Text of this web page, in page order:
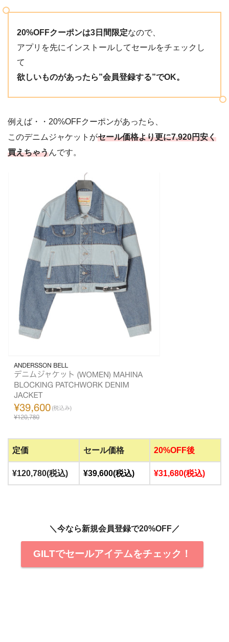
20%OFFクーポンは3日間限定なので、
アプリを先にインストールしてセールをチェックし
て
欲しいものがあったら”会員登録する”でOK。
例えば・・20%OFFクーポンがあったら、
このデニムジャケットがセール価格より更に7,920円安く
買えちゃうんです。
定価 セール価格 20%OFF後
¥120,780(税込) ¥39,600(税込) ¥31,680(税込)
＼今なら新規会員登録で20%OFF／
GILTでセールアイテムをチェック！